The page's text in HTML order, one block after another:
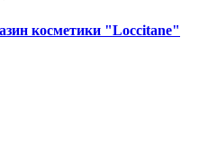
косметики "Loccitane"